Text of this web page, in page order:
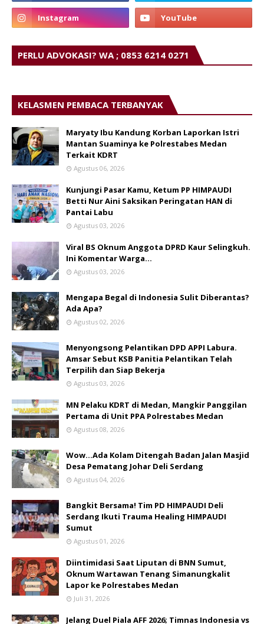
PERLU ADVOKASI? WA ; 0853 6214 0271
KELASMEN PEMBACA TERBANYAK
Maryaty Ibu Kandung Korban Laporkan Istri
Mantan Suaminya ke Polrestabes Medan
Terkait KDRT
Agustus 06, 2026
Kunjungi Pasar Kamu, Ketum PP HIMPAUDI
Betti Nur Aini Saksikan Peringatan HAN di
Pantai Labu
Agustus 03, 2026
Viral BS Oknum Anggota DPRD Kaur Selingkuh.
Ini Komentar Warga…
Agustus 03, 2026
Mengapa Begal di Indonesia Sulit Diberantas?
Ada Apa?
Agustus 02, 2026
Menyongsong Pelantikan DPD APPI Labura.
Amsar Sebut KSB Panitia Pelantikan Telah
Terpilih dan Siap Bekerja
Agustus 03, 2026
MN Pelaku KDRT di Medan, Mangkir Panggilan
Pertama di Unit PPA Polrestabes Medan
Agustus 08, 2026
Wow...Ada Kolam Ditengah Badan Jalan Masjid
Desa Pematang Johar Deli Serdang
Agustus 04, 2026
Bangkit Bersama! Tim PD HIMPAUDI Deli
Serdang Ikuti Trauma Healing HIMPAUDI
Sumut
Agustus 01, 2026
Diintimidasi Saat Liputan di BNN Sumut,
Oknum Wartawan Tenang Simanungkalit
Lapor ke Polrestabes Medan
Juli 31, 2026
Jelang Duel Piala AFF 2026; Timnas Indonesia vs